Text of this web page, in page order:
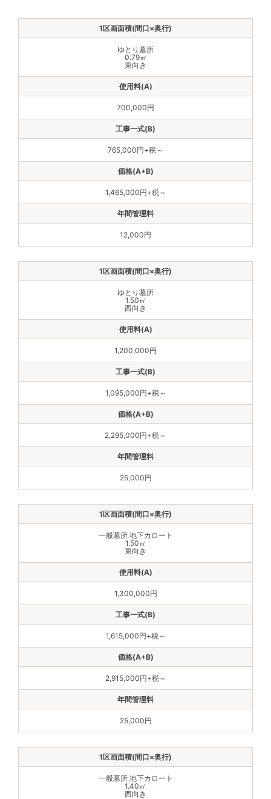
ゆとり墓所
0.79㎡
東向き
700,000円
765,000円+税～
1,465,000円+税～
12,000円
ゆとり墓所
1.50㎡
西向き
1,200,000円
1,095,000円+税～
2,295,000円+税～
25,000円
一般墓所 地下カロート
1.50㎡
東向き
1,300,000円
1,615,000円+税～
2,915,000円+税～
25,000円
一般墓所 地下カロート
1.40㎡
西向き